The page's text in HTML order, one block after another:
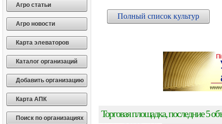
Агро статьи
Агро новости
Карта элеваторов
Каталог организаций
Добавить организацию
Карта АПК
Поиск по организациях
Полный список культур
Торговая площадка, последние 5